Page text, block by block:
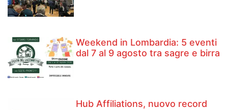
Weekend in Lombardia: 5 eventi
dal 7 al 9 agosto tra sagre e birra
Hub Affiliations, nuovo record